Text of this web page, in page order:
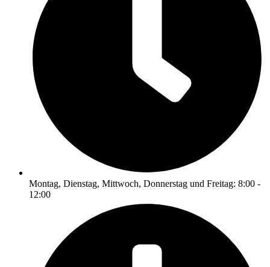
Montag, Dienstag, Mittwoch, Donnerstag und Freitag: 8:00 -
12:00